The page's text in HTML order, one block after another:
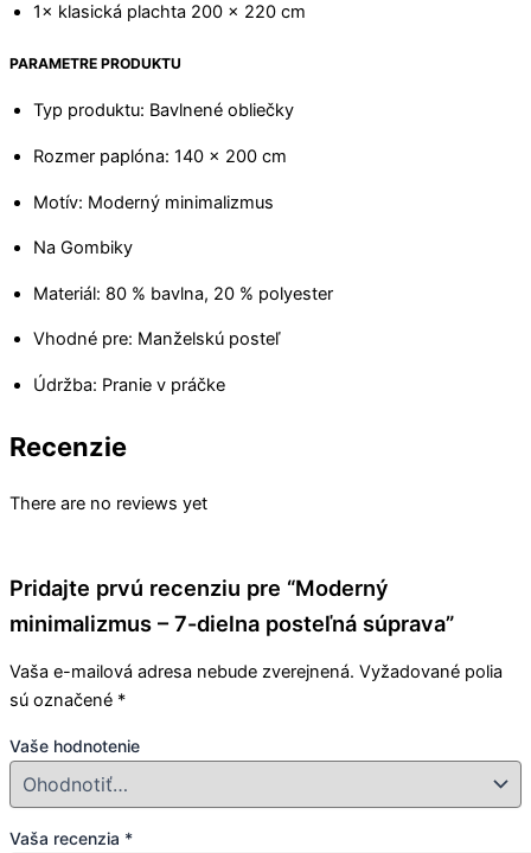
1× klasická plachta 200 × 220 cm
PARAMETRE PRODUKTU
Typ produktu: Bavlnené obliečky
Rozmer paplóna: 140 × 200 cm
Motív: Moderný minimalizmus
Na Gombiky
Materiál: 80 % bavlna, 20 % polyester
Vhodné pre: Manželskú posteľ
Údržba: Pranie v práčke
Recenzie
There are no reviews yet
Pridajte prvú recenziu pre “Moderný
minimalizmus – 7-dielna posteľná súprava”
Vaša e-mailová adresa nebude zverejnená. Vyžadované polia
sú označené *
Vaše hodnotenie
Vaša recenzia *